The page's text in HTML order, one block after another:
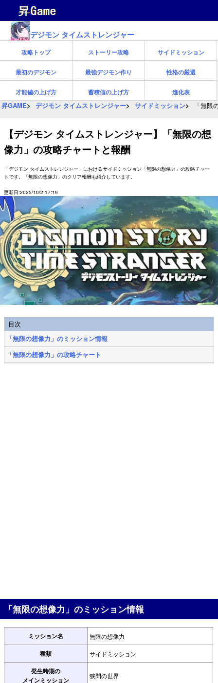
デジモン タイムストレンジャー
攻略トップ ストーリー攻略 サイドミッション
最初のデジモン 最強デジモン作り 性格の厳選
才能値の上げ方 蓄積値の上げ方 進化表
昇GAME デジモン タイムストレンジャー サイドミッション 「無限
【デジモン タイムストレンジャー】「無限の想
像力」の攻略チャートと報酬
「デジモン タイムストレンジャー」におけるサイドミッション「無限の想像力」の攻略チャー
トです。「無限の想像力」のクリア報酬も紹介しています。
更新日:2025/10/2 17:19
目次
「無限の想像力」のミッション情報
「無限の想像力」の攻略チャート
「無限の想像力」のミッション情報
ミッション名 無限の想像力
種類 サイドミッション
発生時期の
メインミッション
狭間の世界